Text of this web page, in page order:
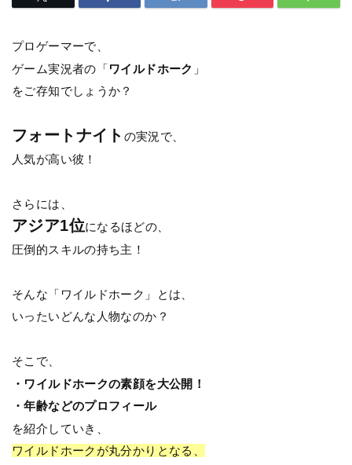
プロゲーマーで、
ゲーム実況者の「ワイルドホーク 」
をご存知でしょうか？
フォートナイト の実況で、
人気が高い彼！
さらには、
アジア1位になるほどの、
圧倒的スキルの持ち主！
そんな「ワイルドホーク」とは、
いったいどんな人物なのか？
そこで、
・ワイルドホークの素顔を大公開！
・年齢などのプロフィール
を紹介していき、
ワイルドホークが丸分かりとなる、